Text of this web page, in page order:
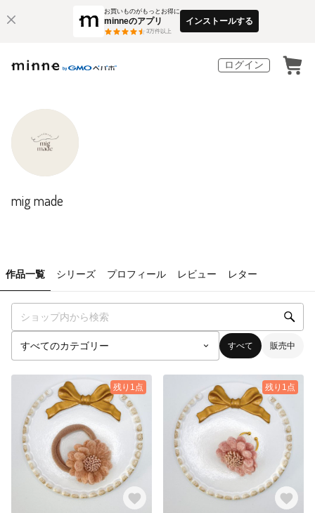
お買いものがもっとお得に
minneのアプリ
3万件以上
インストールする
ログイン
mig made
作品一覧 シリーズ プロフィール レビュー レター
すべて 販売中
残り1点 残り1点